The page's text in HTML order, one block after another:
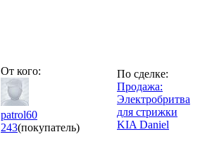
От кого:
patrol60
243(покупатель)
По сделке:
Продажа:
Электробритва
для стрижки
KIA Daniel